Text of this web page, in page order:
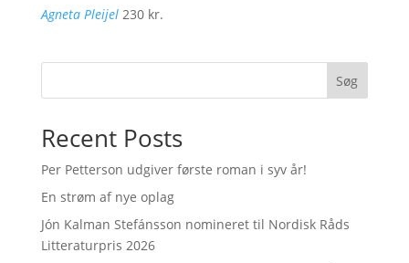
Agneta Pleijel 230 kr.
Søg
Recent Posts
Per Petterson udgiver første roman i syv år!
En strøm af nye oplag
Jón Kalman Stefánsson nomineret til Nordisk Råds
Litteraturpris 2026